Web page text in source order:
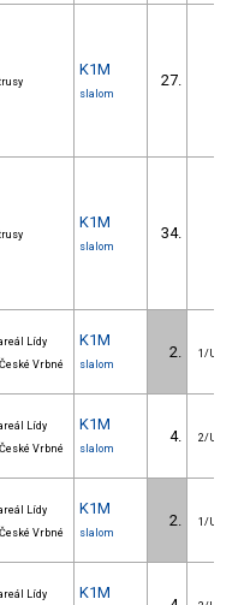
K1M
slalom
27.
K1M
slalom
34.
Lídy
Vrbné
K1M
slalom
2. 1/U23
Lídy
Vrbné
K1M
slalom
4. 2/U23
Lídy
Vrbné
K1M
slalom
2. 1/U23
Lídy
K1M